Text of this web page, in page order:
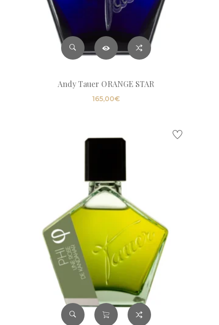
Andy Tauer ORANGE STAR
165,00€